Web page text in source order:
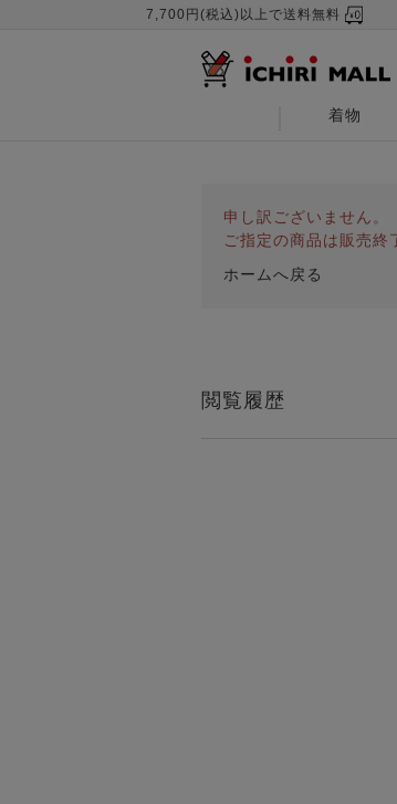
7,700円(税込)以上で送料無料
着物
申し訳ございません。
ご指定の商品は販売終
ホームへ戻る
閲覧履歴